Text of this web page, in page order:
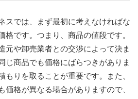
スでは、まず最初に考えなければな
格です。つまり、商品の値段です。
元や卸売業者との交渉によって決ま
じ商品でも価格にばらつきがありま
もりを取ることが重要です。また、
価格が異なる場合がありますので、